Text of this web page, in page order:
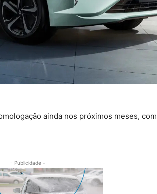
ainda nos próximos meses,
- Publicidade -